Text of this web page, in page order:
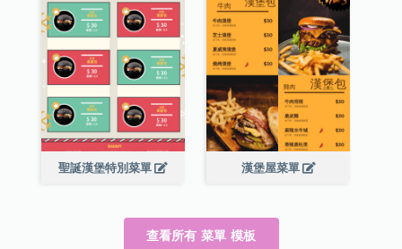
聖誕漢堡特別菜單 漢堡屋菜單
查看所有 菜單 模板